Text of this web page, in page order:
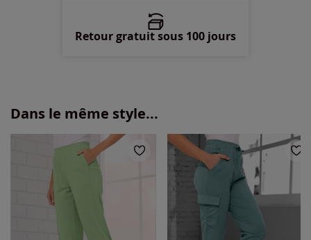
Retour gratuit sous 100 jours
Dans le même style...